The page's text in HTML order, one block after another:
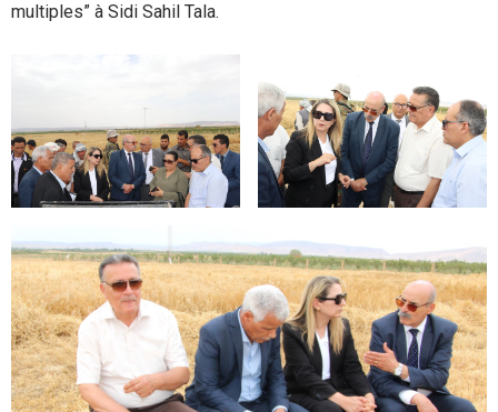
multiples” à Sidi Sahil Tala.